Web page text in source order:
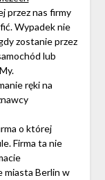
przez nas firmy
Wypadek nie
zostanie przez
lub
ręki na
o której
Firma ta nie
miasta Berlin w